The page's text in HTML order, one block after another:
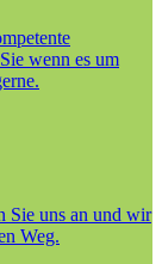
wenn es um
Sie uns an und wir
Weg.